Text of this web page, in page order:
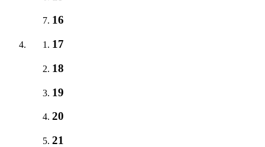
16
17
18
19
20
21